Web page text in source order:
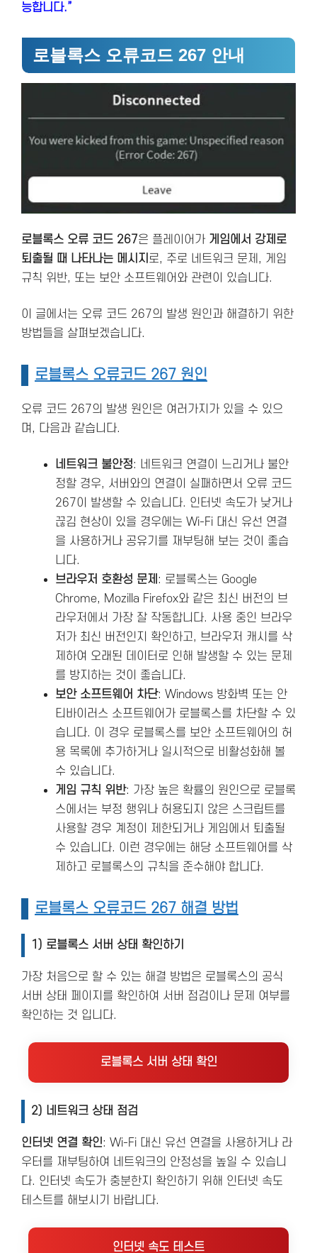
능합니다.”
로블록스 오류코드 267 안내
로블록스 오류 코드 267은 플레이어가 게임에서 강제로
퇴출될 때 나타나는 메시지 로, 주로 네트워크 문제, 게임
규칙 위반, 또는 보안 소프트웨어와 관련이 있습니다.
이 글에서는 오류 코드 267의 발생 원인과 해결하기 위한
방법들을 살펴보겠습니다.
로블록스 오류코드 267 원인
오류 코드 267의 발생 원인은 여러가지가 있을 수 있으
며, 다음과 같습니다.
네트워크 불안정: 네트워크 연결이 느리거나 불안
정할 경우, 서버와의 연결이 실패하면서 오류 코드
267이 발생할 수 있습니다. 인터넷 속도가 낮거나
끊김 현상이 있을 경우에는 Wi-Fi 대신 유선 연결
을 사용하거나 공유기를 재부팅해 보는 것이 좋습
니다​.
브라우저 호환성 문제 : 로블록스는 Google
Chrome, Mozilla Firefox와 같은 최신 버전의 브
라우저에서 가장 잘 작동합니다. 사용 중인 브라우
저가 최신 버전인지 확인하고, 브라우저 캐시를 삭
제하여 오래된 데이터로 인해 발생할 수 있는 문제
를 방지하는 것이 좋습니다​.
보안 소프트웨어 차단: Windows 방화벽 또는 안
티바이러스 소프트웨어가 로블록스를 차단할 수 있
습니다. 이 경우 로블록스를 보안 소프트웨어의 허
용 목록에 추가하거나 일시적으로 비활성화해 볼
수 있습니다​.
게임 규칙 위반: 가장 높은 확률의 원인으로 로블록
스에서는 부정 행위나 허용되지 않은 스크립트를
사용할 경우 계정이 제한되거나 게임에서 퇴출될
수 있습니다. 이런 경우에는 해당 소프트웨어를 삭
제하고 로블록스의 규칙을 준수해야 합니다​.
로블록스 오류코드 267 해결 방법
1) 로블록스 서버 상태 확인하기
가장 처음으로 할 수 있는 해결 방법은 로블록스의 공식
서버 상태 페이지를 확인하여 서버 점검이나 문제 여부를
확인하는 것 입니다.
로블록스 서버 상태 확인
2) 네트워크 상태 점검
인터넷 연결 확인: Wi-Fi 대신 유선 연결을 사용하거나 라
우터를 재부팅하여 네트워크의 안정성을 높일 수 있습니
다. 인터넷 속도가 충분한지 확인하기 위해 인터넷 속도
테스트를 해보시기 바랍니다.
인터넷 속도 테스트